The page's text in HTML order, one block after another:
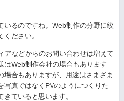
るのですね。Web制作の分野に絞
ださい。
などからのお問い合わせは増えて
はWeb制作会社の場合もあります
場合もありますが、用途はさまざま
写真ではなくPVのようにつくりた
ていると思います。